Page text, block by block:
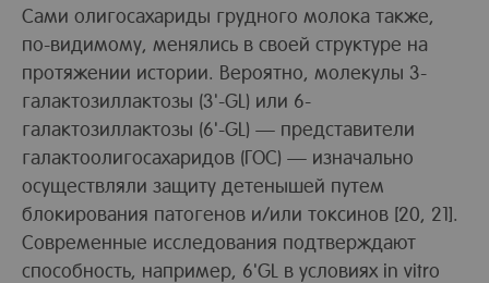
Сами олигосахариды грудного молока также,
по-видимому, менялись в своей структуре на
протяжении истории. Вероятно, молекулы 3-
галактозиллактозы (3'-GL) или 6-
галактозиллактозы (6'-GL) — представители
галактоолигосахаридов (ГОС) — изначально
осуществляли защиту детенышей путем
блокирования патогенов и/или токсинов [20, 21].
Современные исследования подтверждают
способность, например, 6'GL в условиях in vitro